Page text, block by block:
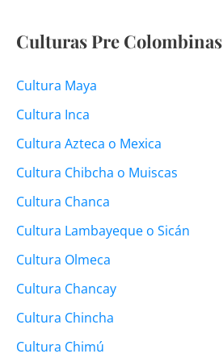
Culturas Pre Colombinas
Cultura Maya
Cultura Inca
Cultura Azteca o Mexica
Cultura Chibcha o Muiscas
Cultura Chanca
Cultura Lambayeque o Sicán
Cultura Olmeca
Cultura Chancay
Cultura Chincha
Cultura Chimú